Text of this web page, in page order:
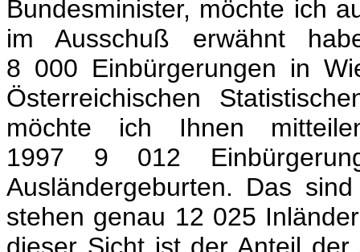
Bundesminister, möchte ich
im Ausschuß erwähnt
8 000 Einbürgerungen in
Österreichischen
möchte ich Ihnen
1997 9 012
Ausländergeburten. Das
stehen genau 12 025